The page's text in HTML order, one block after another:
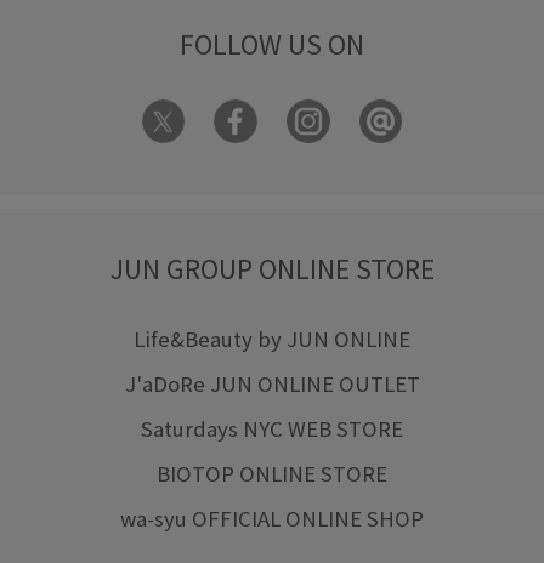
FOLLOW US ON
JUN GROUP ONLINE STORE
Life&Beauty by JUN ONLINE
J'aDoRe JUN ONLINE OUTLET
Saturdays NYC WEB STORE
BIOTOP ONLINE STORE
wa-syu OFFICIAL ONLINE SHOP